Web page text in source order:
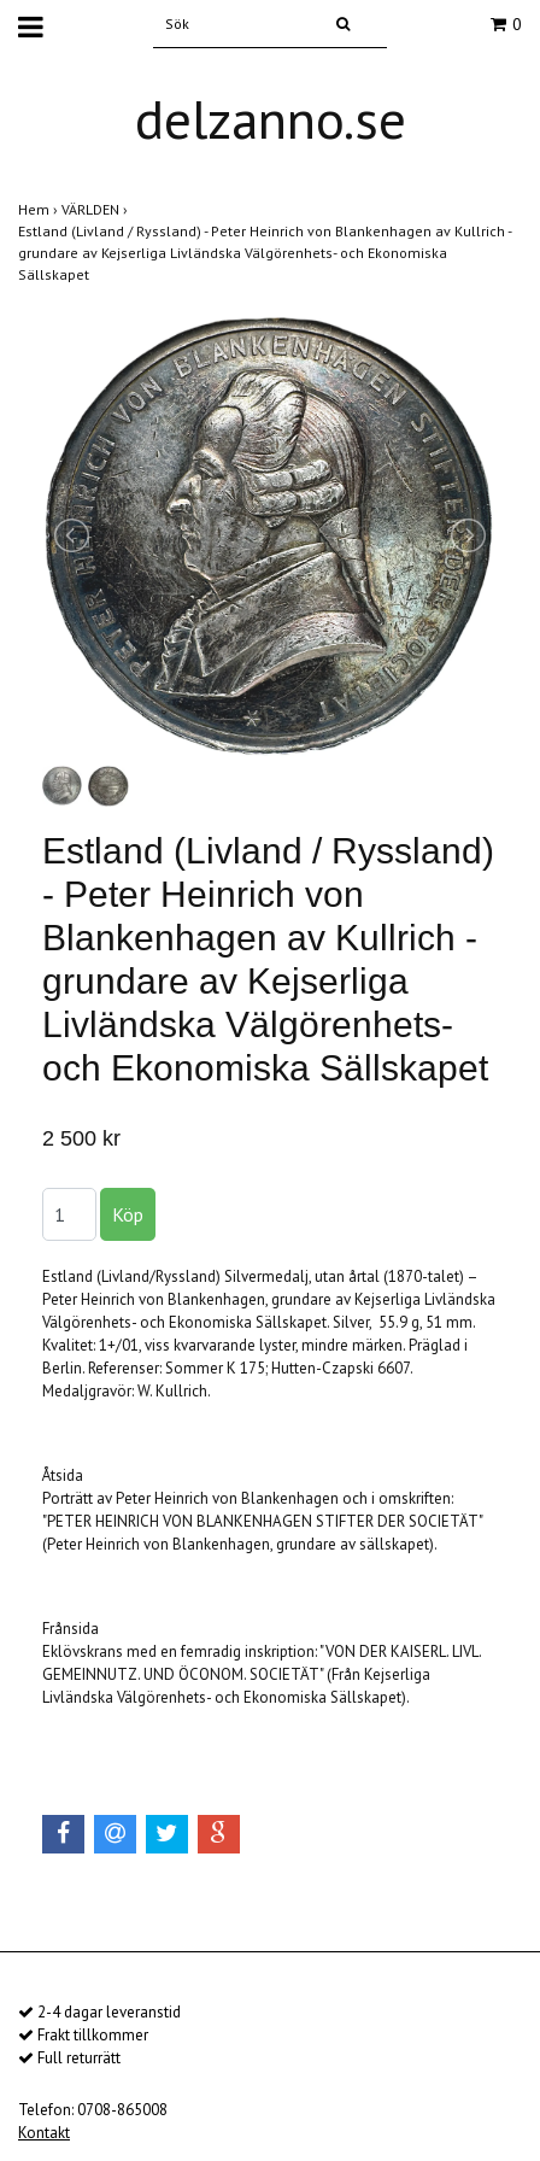
0
delzanno.se
Hem › VÄRLDEN ›
Estland (Livland / Ryssland) - Peter Heinrich von Blankenhagen av Kullrich -
grundare av Kejserliga Livländska Välgörenhets- och Ekonomiska
Sällskapet
Estland (Livland / Ryssland)
- Peter Heinrich von
Blankenhagen av Kullrich -
grundare av Kejserliga
Livländska Välgörenhets-
och Ekonomiska Sällskapet
2 500 kr
Estland (Livland/Ryssland) Silvermedalj, utan årtal (1870-talet) –
Peter Heinrich von Blankenhagen, grundare av Kejserliga Livländska
Välgörenhets- och Ekonomiska Sällskapet. Silver, 55.9 g, 51 mm.
Kvalitet: 1+/01, viss kvarvarande lyster, mindre märken. Präglad i
Berlin. Referenser: Sommer K 175; Hutten-Czapski 6607.
Medaljgravör: W. Kullrich.
Åtsida
Porträtt av Peter Heinrich von Blankenhagen och i omskriften:
"PETER HEINRICH VON BLANKENHAGEN STIFTER DER SOCIETÄT"
(Peter Heinrich von Blankenhagen, grundare av sällskapet).
Frånsida
Eklövskrans med en femradig inskription: "VON DER KAISERL. LIVL.
GEMEINNUTZ. UND ÖCONOM. SOCIETÄT" (Från Kejserliga
Livländska Välgörenhets- och Ekonomiska Sällskapet).
2-4 dagar leveranstid
Frakt tillkommer
Full returrätt
Telefon: 0708-865008
Kontakt